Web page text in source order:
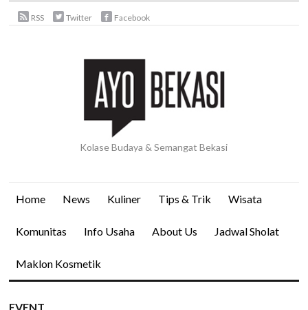
RSS Twitter Facebook
Kolase Budaya & Semangat Bekasi
Home News Kuliner Tips & Trik Wisata
Komunitas Info Usaha About Us Jadwal Sholat
Maklon Kosmetik
EVENT